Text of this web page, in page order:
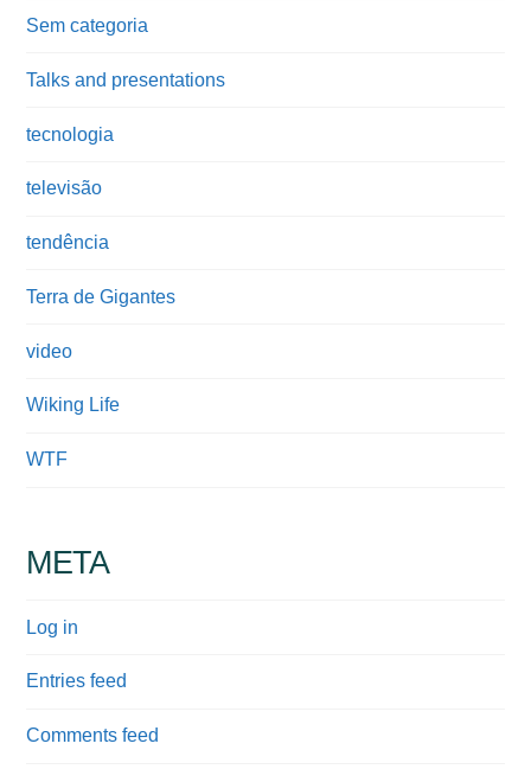
Sem categoria
Talks and presentations
tecnologia
televisão
tendência
Terra de Gigantes
video
Wiking Life
WTF
META
Log in
Entries feed
Comments feed